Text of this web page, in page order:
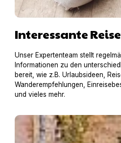
Interessante
Unser Expertenteam stellt
Informationen zu den
bereit, wie z.B. Urlaubsideen,
Wanderempfehlungen,
und vieles mehr.
Hausboot mit Hund